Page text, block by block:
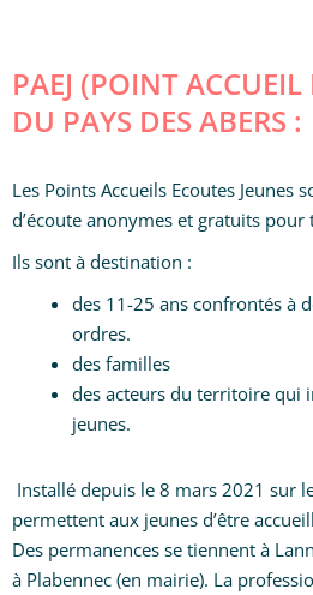
PAEJ (POINT ACCUEIL
DU PAYS DES ABERS :
Les Points Accueils Ecoutes Jeunes
d’écoute anonymes et gratuits pour
Ils sont à destination :
des 11-25 ans confrontés à
ordres.
des familles
des acteurs du territoire qui
jeunes.
Installé depuis le 8 mars 2021 sur
permettent aux jeunes d’être
Des permanences se tiennent à
à Plabennec (en mairie). La